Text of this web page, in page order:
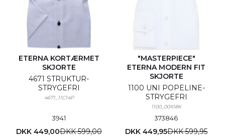
ETERNA KORTÆRMET
SKJORTE
4671 STRUKTUR-
STRYGEFRI
4671_11C14P
3941
DKK 449,00DKK 599,00
"MASTERPIECE"
ETERNA MODERN FIT
SKJORTE
1100 UNI POPELINE-
STRYGEFRI
1100_00X18K
373846
DKK 449,95DKK 599,95